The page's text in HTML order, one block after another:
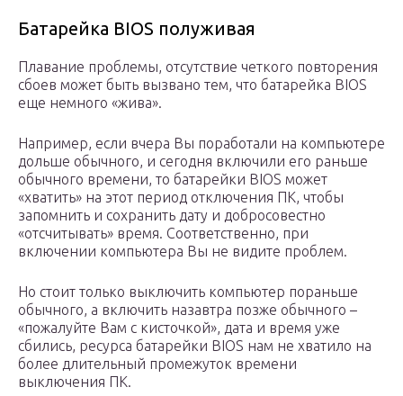
Батарейка BIOS полуживая
Плавание проблемы, отсутствие четкого повторения
сбоев может быть вызвано тем, что батарейка BIOS
еще немного «жива».
Например, если вчера Вы поработали на компьютере
дольше обычного, и сегодня включили его раньше
обычного времени, то батарейки BIOS может
«хватить» на этот период отключения ПК, чтобы
запомнить и сохранить дату и добросовестно
«отсчитывать» время. Соответственно, при
включении компьютера Вы не видите проблем.
Но стоит только выключить компьютер пораньше
обычного, а включить назавтра позже обычного –
«пожалуйте Вам с кисточкой», дата и время уже
сбились, ресурса батарейки BIOS нам не хватило на
более длительный промежуток времени
выключения ПК.